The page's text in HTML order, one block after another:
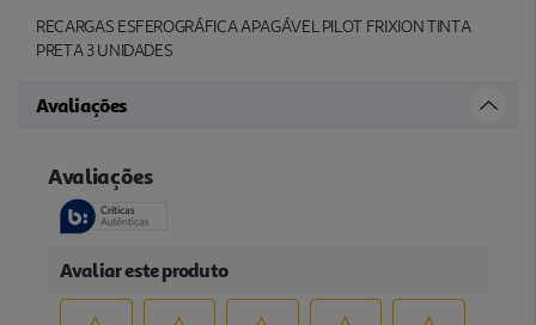
RECARGAS ESFEROGRÁFICA APAGÁVEL PILOT FRIXION TINTA
PRETA 3 UNIDADES
Avaliações